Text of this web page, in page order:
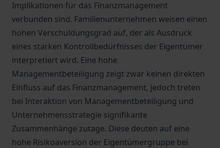
Implikationen für das Finanzmanagement
verbunden sind. Familienunternehmen weisen einen
hohen Verschuldungsgrad auf, der als Ausdruck
eines starken Kontrollbedürfnisses der Eigentümer
interpretiert wird. Eine hohe
Managementbeteiligung zeigt zwar keinen direkten
Einfluss auf das Finanzmanagement, jedoch treten
bei Interaktion von Managementbeteiligung und
Unternehmensstrategie signifikante
Zusammenhänge zutage. Diese deuten auf eine
hohe Risikoaversion der Eigentümergruppe bei